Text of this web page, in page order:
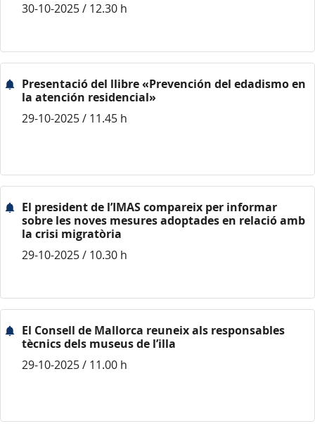
30-10-2025 / 12.30 h
Presentació del llibre «Prevención del edadismo en
la atención residencial»
29-10-2025 / 11.45 h
El president de l’IMAS compareix per informar
sobre les noves mesures adoptades en relació amb
la crisi migratòria
29-10-2025 / 10.30 h
El Consell de Mallorca reuneix als responsables
tècnics dels museus de l’illa
29-10-2025 / 11.00 h